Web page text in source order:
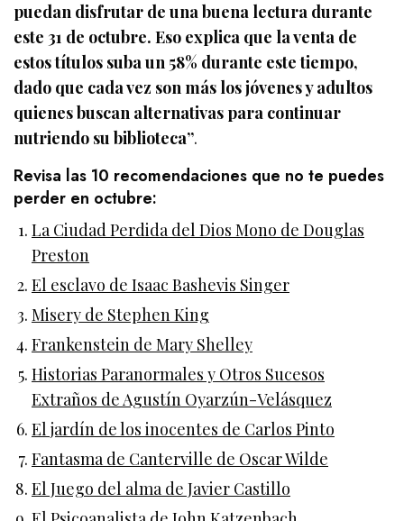
puedan disfrutar de una buena lectura durante
este 31 de octubre. Eso explica que la venta de
estos títulos suba un 58% durante este tiempo,
dado que cada vez son más los jóvenes y adultos
quienes buscan alternativas para continuar
nutriendo su biblioteca”.
Revisa las 10 recomendaciones que no te puedes
perder en octubre:
La Ciudad Perdida del Dios Mono de Douglas
Preston
El esclavo de Isaac Bashevis Singer
Misery de Stephen King
Frankenstein de Mary Shelley
Historias Paranormales y Otros Sucesos
Extraños de Agustín Oyarzún-Velásquez
El jardín de los inocentes de Carlos Pinto
Fantasma de Canterville de Oscar Wilde
El Juego del alma de Javier Castillo